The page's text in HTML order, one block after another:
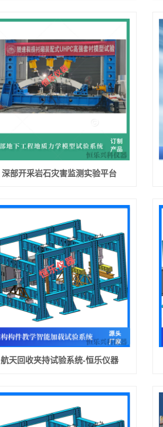
深部开采岩石灾害监测实验平台
航天回收夹持试验系统-恒乐仪器